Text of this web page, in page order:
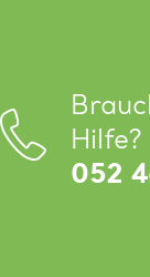
Hilfe?
052